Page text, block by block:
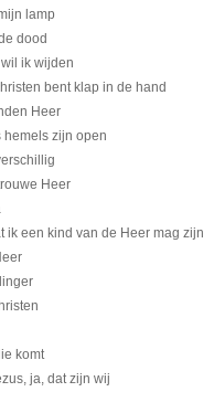
lamp
dood
ik wijden
bent klap in de hand
Heer
hemels zijn open
Heer
ik een kind van de Heer mag zijn
komt
ja, dat zijn wij